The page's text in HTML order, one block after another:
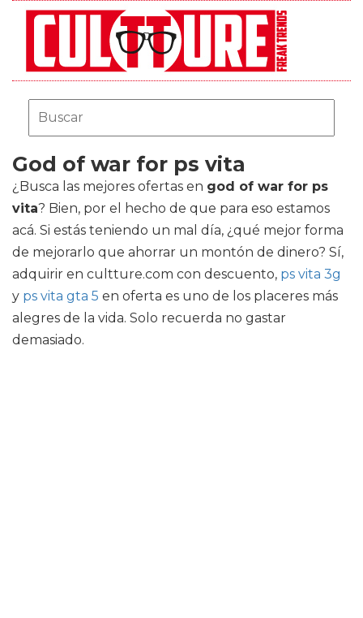
God of war for ps vita
¿Busca las mejores ofertas en god of war for ps
vita? Bien, por el hecho de que para eso estamos
acá. Si estás teniendo un mal día, ¿qué mejor forma
de mejorarlo que ahorrar un montón de dinero? Sí,
adquirir en cultture.com con descuento, ps vita 3g
y ps vita gta 5 en oferta es uno de los placeres más
alegres de la vida. Solo recuerda no gastar
demasiado.